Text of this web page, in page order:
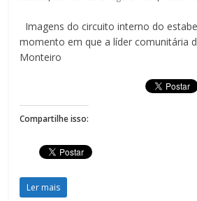
Imagens do circuito interno do
momento em que a líder comunitária
Monteiro
Compartilhe isso:
Ler mais